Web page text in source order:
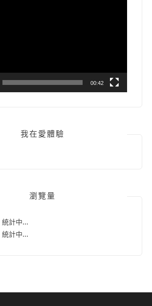
00:42
我在愛體驗
瀏覽量
統計中...
統計中...